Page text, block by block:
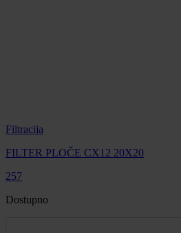
Filtracija
FILTER PLOČE CX12 20X20
257
Dostupno